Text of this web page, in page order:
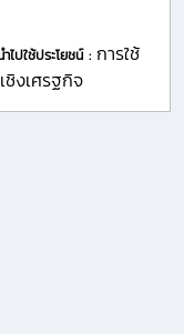
ปใช้ประโยชน์ : การใช้
ชิงเศรฐกิจ